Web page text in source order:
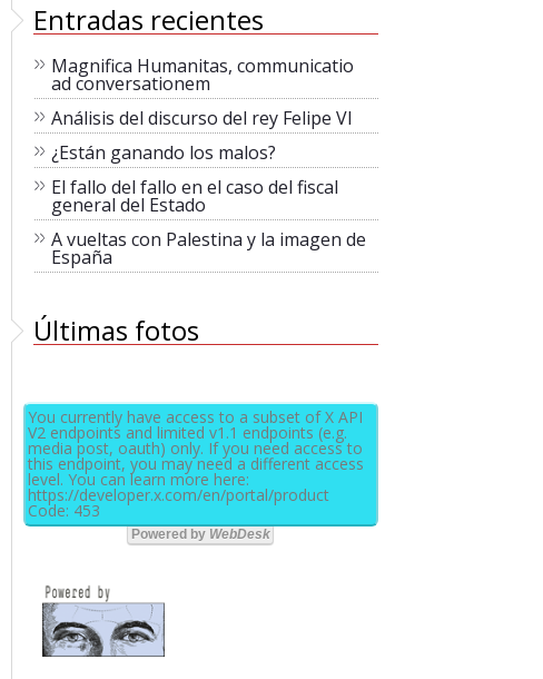
Entradas recientes
Magnifica Humanitas, communicatio
ad conversationem
Análisis del discurso del rey Felipe VI
¿Están ganando los malos?
El fallo del fallo en el caso del fiscal
general del Estado
A vueltas con Palestina y la imagen de
España
Últimas fotos
You currently have access to a subset of X API
V2 endpoints and limited v1.1 endpoints (e.g.
media post, oauth) only. If you need access to
this endpoint, you may need a different access
level. You can learn more here:
https://developer.x.com/en/portal/product
Code: 453
Powered by WebDesk